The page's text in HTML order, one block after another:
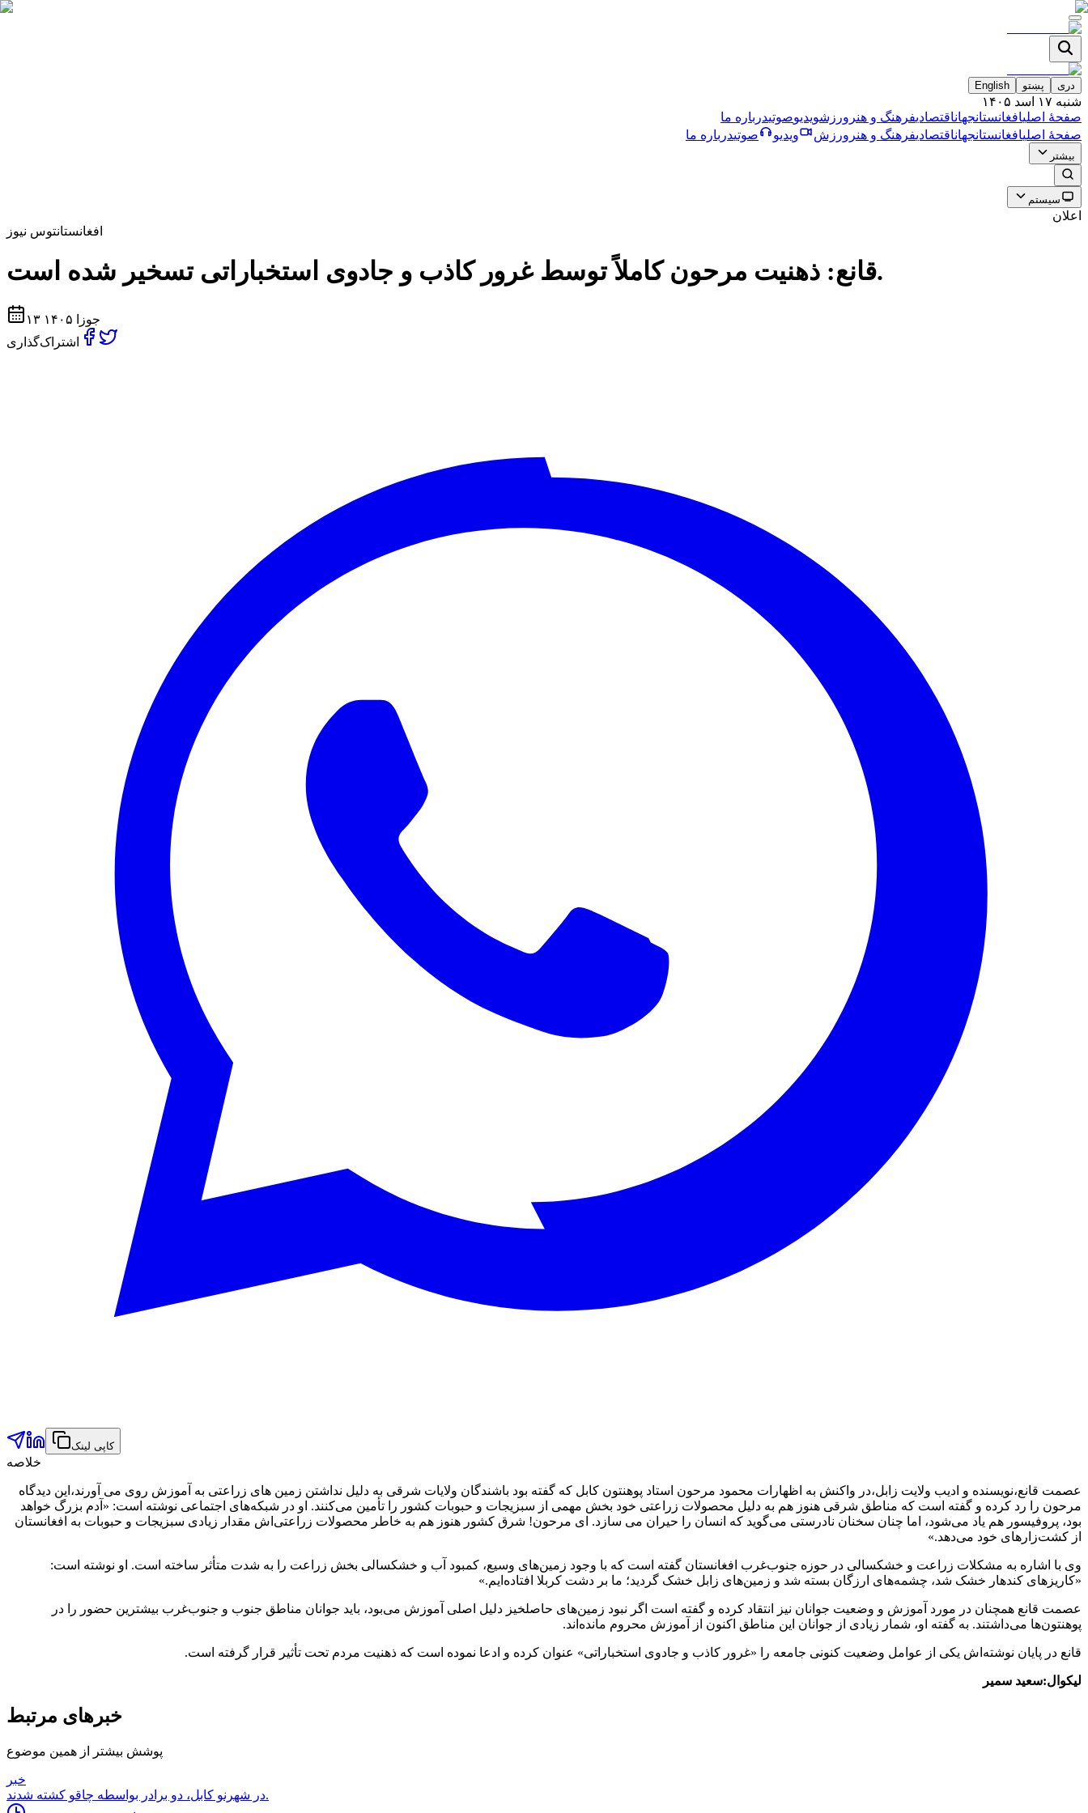
دری پښتو English
شنبه ۱۷ اسد ۱۴۰۵
صفحۀ اصلیافغانستانجهاناقتصادیفرهنگ و هنر ورزشویدیوصوتیدرباره ما
صفحۀ اصلیافغانستانجهاناقتصادیفرهنگ و هنر ورزش ویدیو صوتیدرباره ما
بیشتر
سیستم
اعلان
افغانستانتوس نیوز
قانع: ذهنیت مرحون کاملاً توسط غرور کاذب و جادوی استخباراتی تسخیر شده است.
۱۳ جوزا ۱۴۰۵
اشتراک‌گذاری
کاپی لینک
خلاصه
عصمت قانع،نویسنده و ادیب ولایت زابل،در واکنش به اظهارات محمود مرحون استاد پوهنتون کابل که گفته بود باشندگان ولایات شرقی به دلیل نداشتن زمین های زراعتی به آموزش روی می آورند،این دیدگاه
مرحون را رد کرده و گفته است که مناطق شرقی هنوز هم به دلیل محصولات زراعتی خود بخش مهمی از سبزیجات و حبوبات کشور را تأمین می‌کنند. او در شبکه‌های اجتماعی نوشته است: «آدم بزرگ خواهد
بود، پروفیسور هم یاد می‌شود، اما چنان سخنان نادرستی می‌گوید که انسان را حیران می‌ سازد. ای مرحون! شرق کشور هنوز هم به خاطر محصولات زراعتی‌اش مقدار زیادی سبزیجات و حبوبات به افغانستان
از کشت‌زارهای خود می‌دهد.»
وی با اشاره به مشکلات زراعت و خشکسالی در حوزه جنوب‌غرب افغانستان گفته است که با وجود زمین‌های وسیع، کمبود آب و خشکسالی بخش زراعت را به شدت متأثر ساخته است. او نوشته است:
«کاریزهای کندهار خشک شد، چشمه‌های ارزگان بسته شد و زمین‌های زابل خشک گردید؛ ما بر دشت کربلا افتاده‌ایم.»
عصمت قانع همچنان در مورد آموزش و وضعیت جوانان نیز انتقاد کرده و گفته است اگر نبود زمین‌های حاصلخیز دلیل اصلی آموزش می‌بود، باید جوانان مناطق جنوب و جنوب‌غرب بیشترین حضور را در
پوهنتون‌ها می‌داشتند. به گفته او، شمار زیادی از جوانان این مناطق اکنون از آموزش محروم مانده‌اند.
قانع در پایان نوشته‌اش یکی از عوامل وضعیت کنونی جامعه را «غرور کاذب و جادوی استخباراتی» عنوان کرده و ادعا نموده است که ذهنیت مردم تحت تأثیر قرار گرفته است.
لیکوال:سعید سمیر
خبرهای مرتبط
پوشش بیشتر از همین موضوع
خبر
در شهرنو کابل، دو برادر بواسطه چاقو کشته شدند.